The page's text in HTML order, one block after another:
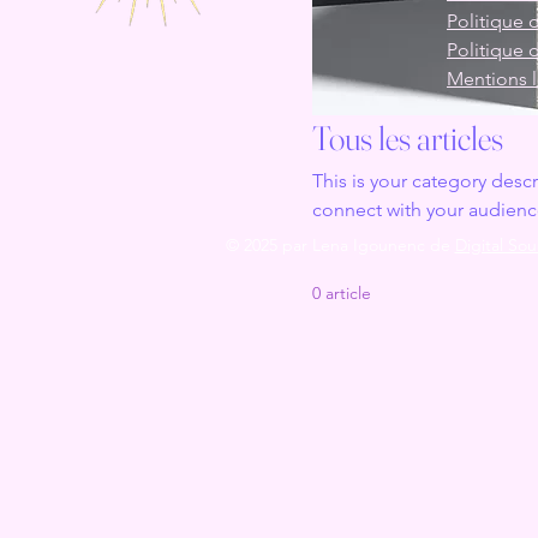
Tous les articles
This is your category
connect with your
0 article
Politique
Politique
Mentions